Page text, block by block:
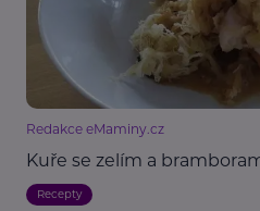
Redakce eMaminy.cz
Kuře se zelím a
Recepty